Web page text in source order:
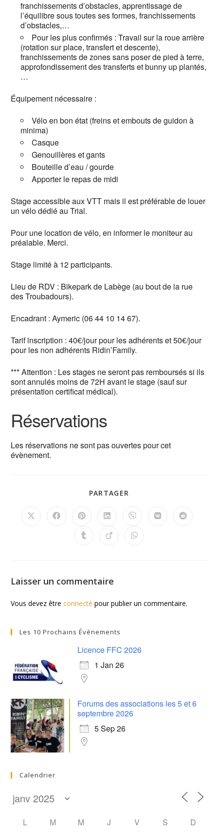
franchissements d’obstacles, apprentissage de
l’équilibre sous toutes ses formes, franchissements
d’obstacles,…
Pour les plus confirmés : Travail sur la roue arrière
(rotation sur place, transfert et descente),
franchissements de zones sans poser de pied à terre,
approfondissement des transferts et bunny up plantés,
…
Équipement nécessaire :
Vélo en bon état (freins et embouts de guidon à
minima)
Casque
Genouillères et gants
Bouteille d’eau / gourde
Apporter le repas de midi
Stage accessible aux VTT mais il est préférable de louer
un vélo dédié au Trial.
Pour une location de vélo, en informer le moniteur au
préalable. Merci.
Stage limité à 12 participants.
Lieu de RDV : Bikepark de Labège (au bout de la rue
des Troubadours).
Encadrant : Aymeric (06 44 10 14 67).
Tarif inscription : 40€/jour pour les adhérents et 50€/jour
pour les non adhérents Ridin’Family.
*** Attention : Les stages ne seront pas remboursés si ils
sont annulés moins de 72H avant le stage (sauf sur
présentation certificat médical).
Réservations
Les réservations ne sont pas ouvertes pour cet
évènement.
PARTAGER
Laisser un commentaire
Vous devez êtreconnecté pour publier un commentaire.
Les 10 Prochains Évènements
Licence FFC 2026
1 Jan 26
Forums des associations les 5 et 6
septembre 2026
5 Sep 26
Calendrier
L M M J V S D